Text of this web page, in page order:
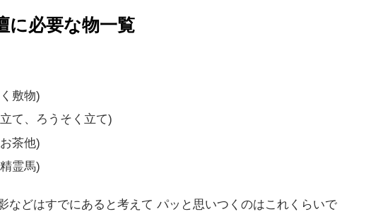
に必要な物一覧
敷物)
て、ろうそく立て)
茶他)
霊馬)
などはすでにあると考えて パッと思いつくのはこれくらいで